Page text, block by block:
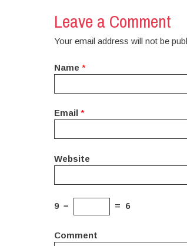
Leave a Comment
Your email address will not be
Name *
Email *
Website
9 − = 6
Comment